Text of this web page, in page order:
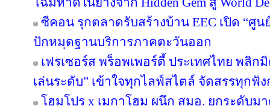
ซีคอน รุกตลาดรับสร้างบ้าน EEC เปิด “ศู
ปักหมุดฐานบริการภาคตะวันออก
เฟรเซอร์ส พร็อพเพอร์ตี้ ประเทศไทย พลิ
เล่นระดับ” เข้าใจทุกไลฟ์สไตล์ จัดสรรทุกฟั
โฮมโปร x เมกาโฮม ผนึก สมอ. ยกระดับม